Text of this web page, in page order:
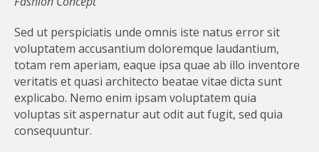
Sed ut perspiciatis unde omnis iste natus error sit
voluptatem accusantium doloremque laudantium,
totam rem aperiam, eaque ipsa quae ab illo inventore
veritatis et quasi architecto beatae vitae dicta sunt
explicabo. Nemo enim ipsam voluptatem quia
voluptas sit aspernatur aut odit aut fugit, sed quia
consequuntur.